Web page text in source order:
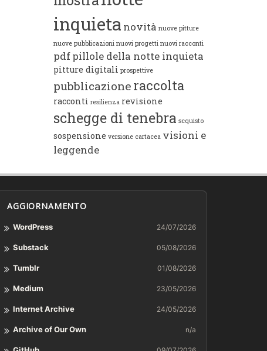
inquieta novità nuove pitture
nuove pubblicazioni nuovi progetti nuovi racconti
pdfpillole della notte inquieta
pitture digitali prospettive
pubblicazione raccolta
racconti resilienza revisione
schegge di tenebra scquisto
sospensione versione cartacea visioni e
leggende
AGGIORNAMENTO
WordPress 24/07/2026
Substack 05/08/2026
Tumblr 01/08/2026
Medium 23/05/2026
Internet Archive 24/05/2026
Archive of Our Own n/a